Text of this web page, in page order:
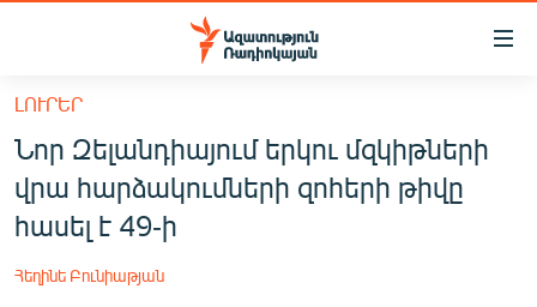
Մատչելիության
հիմնական
բովանդակությանը
Անցնել
հիմնական
մենյուին
ՀԱՅԱՍՏԱՆ
ՔԱՂԱՔԱԿԱՆ
ԼՈՒՐԵՐ
Նոր Զելանդիայում երկու մզկիթների
վրա հարձակումների զոհերի թիվը
հասել է 49-ի
Հեղինե Բունիաթյան